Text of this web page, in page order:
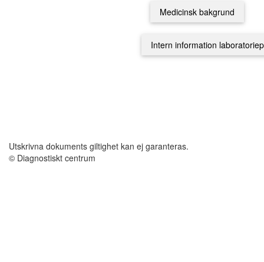
Utskrivna dokuments giltighet kan ej garanteras.
© Diagnostiskt centrum